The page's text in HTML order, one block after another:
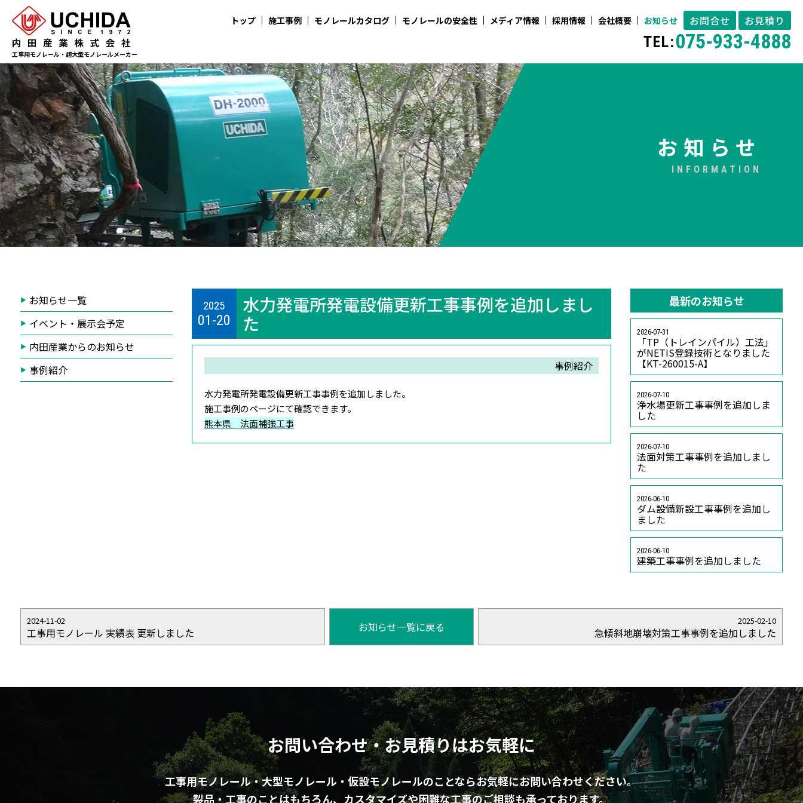
工事用モノレール・超大型モノレールメーカー
トップ 施工事例 モノレールカタログ モノレールの安全性 メディア情報 採用情報 会社概要 お知らせ お問合せ お見積り
TEL:075-933-4888
お知らせ
INFORMATION
お知らせ一覧
イベント・展示会予定
内田産業からのお知らせ
事例紹介
2025
01-20
水力発電所発電設備更新工事事例を追加しまし
た
事例紹介
水力発電所発電設備更新工事事例を追加しました。
施工事例のページにて確認できます。
熊本県 法面補強工事
最新のお知らせ
2026-07-31
「TP（トレインパイル）工法」
がNETIS登録技術となりました
【KT-260015-A】
2026-07-10
浄水場更新工事事例を追加しま
した
2026-07-10
法面対策工事事例を追加しまし
た
2026-06-10
ダム設備新設工事事例を追加し
ました
2026-06-10
建築工事事例を追加しました
2024-11-02
工事用モノレール 実績表 更新しました お知らせ一覧に戻る 2025-02-10
急傾斜地崩壊対策工事事例を追加しました
お問い合わせ・お見積りはお気軽に
工事用モノレール・大型モノレール・仮設モノレールのことならお気軽にお問い合わせください。
製品・工事のことはもちろん、カスタマイズや困難な工事のご相談も承っております。